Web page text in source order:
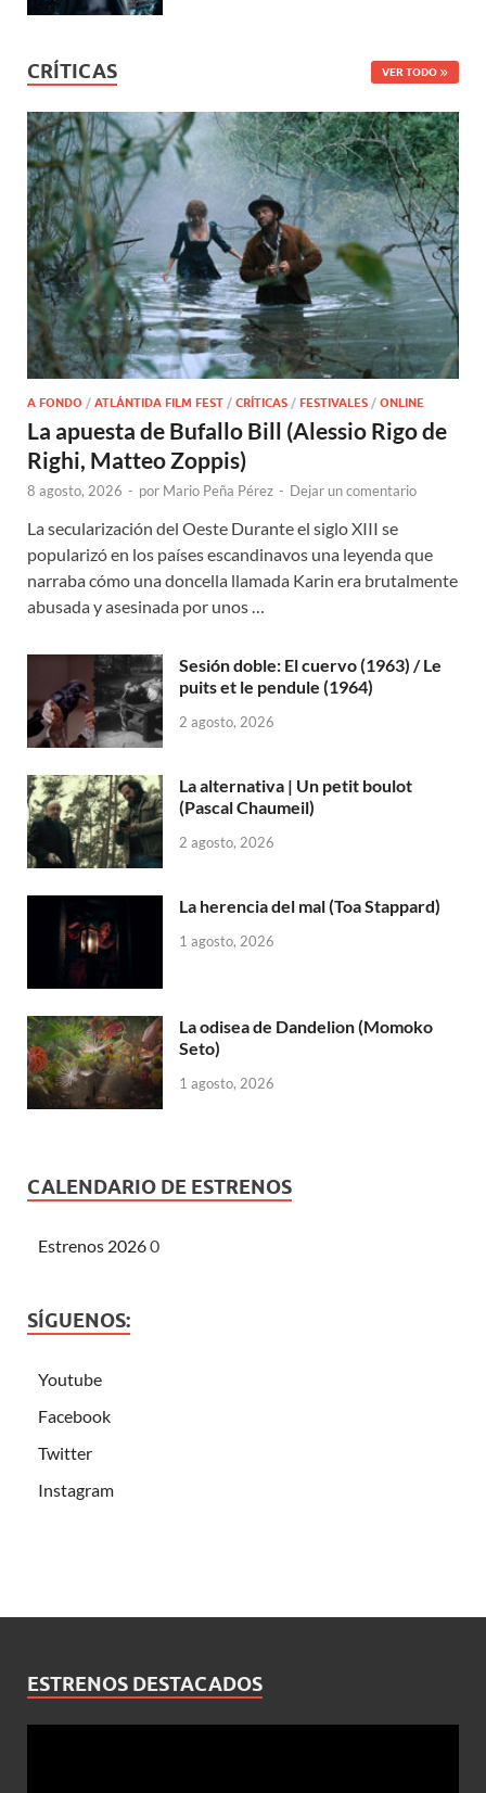
CRÍTICAS VER TODO
A FONDO / ATLÁNTIDA FILM FEST / CRÍTICAS / FESTIVALES / ONLINE
La apuesta de Bufallo Bill (Alessio Rigo de
Righi, Matteo Zoppis)
8 agosto, 2026 - por Mario Peña Pérez - Dejar un comentario
La secularización del Oeste Durante el siglo XIII se
popularizó en los países escandinavos una leyenda que
narraba cómo una doncella llamada Karin era brutalmente
abusada y asesinada por unos …
Sesión doble: El cuervo (1963) / Le
puits et le pendule (1964)
2 agosto, 2026
La alternativa | Un petit boulot
(Pascal Chaumeil)
2 agosto, 2026
La herencia del mal (Toa Stappard)
1 agosto, 2026
La odisea de Dandelion (Momoko
Seto)
1 agosto, 2026
CALENDARIO DE ESTRENOS
Estrenos 20260
SÍGUENOS:
Youtube
Facebook
Twitter
Instagram
ESTRENOS DESTACADOS